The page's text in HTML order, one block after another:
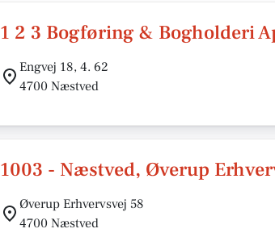
1 2 3 Bogføring & Bogholderi
Engvej 18, 4. 62
4700 Næstved
1003 - Næstved, Øverup
Øverup Erhvervsvej 58
4700 Næstved